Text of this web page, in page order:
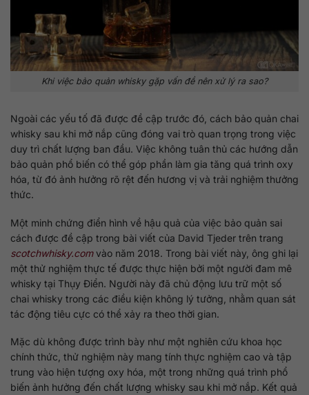
Khi việc bảo quản whisky gặp vấn đề nên xử lý ra sao?
Ngoài các yếu tố đã được đề cập trước đó, cách bảo quản chai
whisky sau khi mở nắp cũng đóng vai trò quan trọng trong việc
duy trì chất lượng ban đầu. Việc không tuân thủ các hướng dẫn
bảo quản phổ biến có thể góp phần làm gia tăng quá trình oxy
hóa, từ đó ảnh hưởng rõ rệt đến hương vị và trải nghiệm thưởng
thức.
Một minh chứng điển hình về hậu quả của việc bảo quản sai
cách được đề cập trong bài viết của David Tjeder trên trang
scotchwhisky.comvào năm 2018. Trong bài viết này, ông ghi lại
một thử nghiệm thực tế được thực hiện bởi một người đam mê
whisky tại Thụy Điển. Người này đã chủ động lưu trữ một số
chai whisky trong các điều kiện không lý tưởng, nhằm quan sát
tác động tiêu cực có thể xảy ra theo thời gian.
Mặc dù không được trình bày như một nghiên cứu khoa học
chính thức, thử nghiệm này mang tính thực nghiệm cao và tập
trung vào hiện tượng oxy hóa, một trong những quá trình phổ
biến ảnh hưởng đến chất lượng whisky sau khi mở nắp. Kết quả